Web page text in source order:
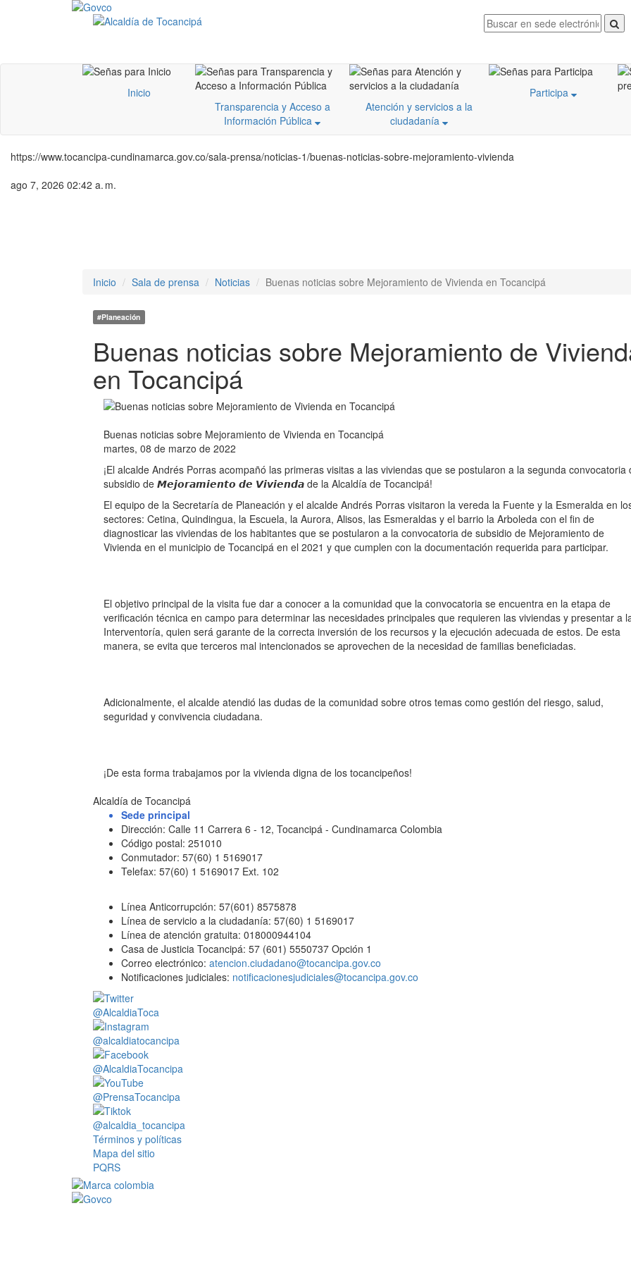
Inicio
Transparencia y Acceso a
Información Pública
Atención y servicios a la
ciudadanía
Participa
https://www.tocancipa-cundinamarca.gov.co/sala-prensa/noticias-1/buenas-noticias-sobre-mejoramiento-vivienda
ago 7, 2026 02:42 a. m.
Inicio
Sala de prensa Noticias Buenas noticias sobre Mejoramiento de Vivienda en Tocancipá
#Planeación
Buenas noticias sobre Mejoramiento de
en Tocancipá
Buenas noticias sobre Mejoramiento de Vivienda en Tocancipá
martes, 08 de marzo de 2022
¡El alcalde Andrés Porras acompañó las primeras visitas a las viviendas que se postularon a la segunda convocatoria
subsidio de 𝙈𝙚𝙟𝙤𝙧𝙖𝙢𝙞𝙚𝙣𝙩𝙤 𝙙𝙚 𝙑𝙞𝙫𝙞𝙚𝙣𝙙𝙖 de la Alcaldía de Tocancipá!
El equipo de la Secretaría de Planeación y el alcalde Andrés Porras visitaron la vereda la Fuente y la Esmeralda en
sectores: Cetina, Quindingua, la Escuela, la Aurora, Alisos, las Esmeraldas y el barrio la Arboleda con el fin de
diagnosticar las viviendas de los habitantes que se postularon a la convocatoria de subsidio de Mejoramiento de
Vivienda en el municipio de Tocancipá en el 2021 y que cumplen con la documentación requerida para participar.
El objetivo principal de la visita fue dar a conocer a la comunidad que la convocatoria se encuentra en la etapa de
verificación técnica en campo para determinar las necesidades principales que requieren las viviendas y presentar a
Interventoría, quien será garante de la correcta inversión de los recursos y la ejecución adecuada de estos. De esta
manera, se evita que terceros mal intencionados se aprovechen de la necesidad de familias beneficiadas.
Adicionalmente, el alcalde atendió las dudas de la comunidad sobre otros temas como gestión del riesgo, salud,
seguridad y convivencia ciudadana.
¡De esta forma trabajamos por la vivienda digna de los tocancipeños!
Alcaldía de Tocancipá
Sede principal
Dirección: Calle 11 Carrera 6 - 12, Tocancipá - Cundinamarca Colombia
Código postal: 251010
Conmutador: 57(60) 1 5169017
Telefax: 57(60) 1 5169017 Ext. 102
Línea Anticorrupción: 57(601) 8575878
Línea de servicio a la ciudadanía: 57(60) 1 5169017
Línea de atención gratuita: 018000944104
Casa de Justicia Tocancipá: 57 (601) 5550737 Opción 1
Correo electrónico: atencion.ciudadano@tocancipa.gov.co
Notificaciones judiciales: notificacionesjudiciales@tocancipa.gov.co
@AlcaldiaToca
@alcaldiatocancipa
@AlcaldiaTocancipa
@PrensaTocancipa
@alcaldia_tocancipa
Términos y políticas
Mapa del sitio
PQRS